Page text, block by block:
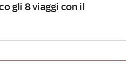
gli 8 viaggi con il